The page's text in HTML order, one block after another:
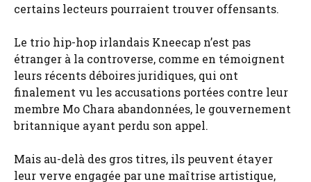
certains lecteurs pourraient trouver offensants.
Le trio hip-hop irlandais Kneecap n’est pas
étranger à la controverse, comme en témoignent
leurs récents déboires juridiques, qui ont
finalement vu les accusations portées contre leur
membre Mo Chara abandonnées, le gouvernement
britannique ayant perdu son appel.
Mais au-delà des gros titres, ils peuvent étayer
leur verve engagée par une maîtrise artistique,